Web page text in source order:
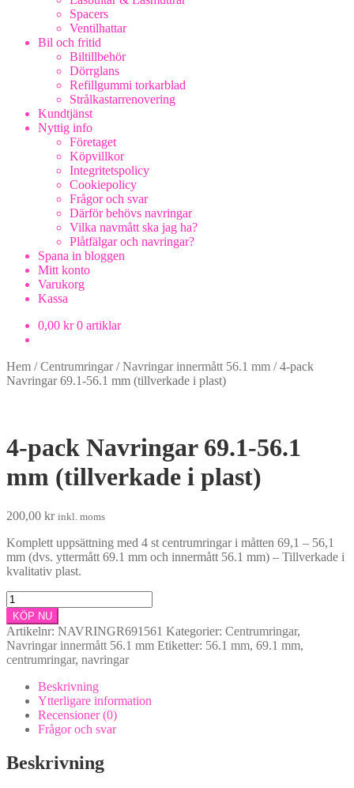
Spacers
Ventilhattar
Bil och fritid
Biltillbehör
Dörrglans
Refillgummi torkarblad
Strålkastarrenovering
Kundtjänst
Nyttig info
Företaget
Köpvillkor
Integritetspolicy
Cookiepolicy
Frågor och svar
Därför behövs navringar
Vilka navmått ska jag ha?
Plåtfälgar och navringar?
Spana in bloggen
Mitt konto
Varukorg
Kassa
0,00 kr 0 artiklar
Hem /Centrumringar/Navringar innermått 56.1 mm /4-pack
Navringar 69.1-56.1 mm (tillverkade i plast)
4-pack Navringar 69.1-56.1
mm (tillverkade i plast)
200,00 kr inkl. moms
Komplett uppsättning med 4 st centrumringar i måtten 69,1 – 56,1
mm (dvs. yttermått 69.1 mm och innermått 56.1 mm) – Tillverkade i
kvalitativ plast.
4-
pack
Navringar
69.1-
56.1
mm
(tillverkade
plast)
mängd
KÖP NU
Artikelnr: NAVRINGR691561 Kategorier: Centrumringar,
Navringar innermått 56.1 mm Etiketter: 56.1 mm, 69.1 mm,
centrumringar, navringar
Beskrivning
Ytterligare information
Recensioner (0)
Frågor och svar
Beskrivning